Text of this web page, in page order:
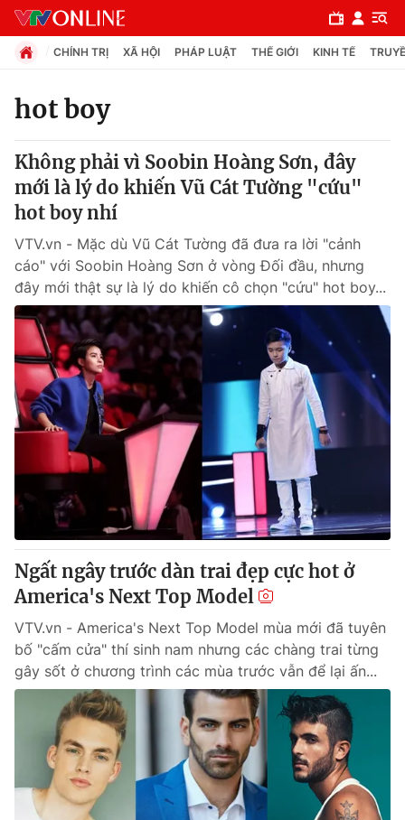
Chuyên mục
Chính trị
Pháp luật
Y tế
Thế giới
Tin tức
Thế giới đó đây
Câu chuyện quốc tế
Kinh tế
Tài chính
Thị trường
Góc doanh nghiệp
Dữ liệu và đời sống
Truyền hình
Phim VTV
Hậu trường
Nhân vật
Khán giả
Giải sao mai
Giải trí
Điện ảnh
Âm nhạc
Đời sống
Du lịch
Làm đẹp
Chất lượng cuộc sống
Giáo dục
Tuyển sinh
Học trực tuyến
Công nghệ
Hitech Công nghệ tương lai
Giao lưu trực tuyến
CHÍNH TRỊ XÃ HỘI PHÁP LUẬT THẾ GIỚI KINH TẾ
hot boy
Không phải vì Soobin Hoàng Sơn, đây
mới là lý do khiến Vũ Cát Tường "cứu"
hot boy nhí
VTV.vn - Mặc dù Vũ Cát Tường đã đưa ra lời "cảnh
cáo" với Soobin Hoàng Sơn ở vòng Đối đầu, nhưng
đây mới thật sự là lý do khiến cô chọn "cứu" hot boy...
Ngất ngây trước dàn trai đẹp cực hot ở
America's Next Top Model
VTV.vn - America's Next Top Model mùa mới đã tuyên
bố "cấm cửa" thí sinh nam nhưng các chàng trai từng
gây sốt ở chương trình các mùa trước vẫn để lại ấn...